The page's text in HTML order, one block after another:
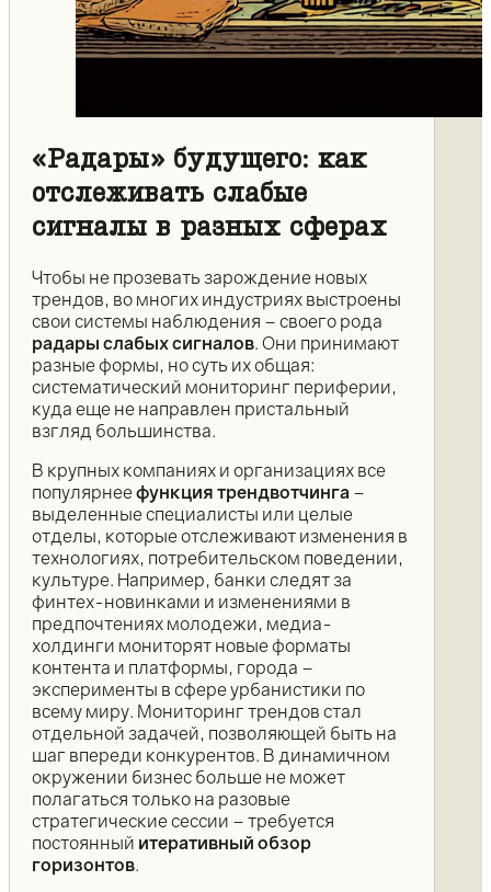
«Радары» будущего: как
отслеживать слабые
сигналы в разных сферах
Чтобы не прозевать зарождение новых
трендов, во многих индустриях выстроены
свои системы наблюдения – своего рода
радары слабых сигналов. Они принимают
разные формы, но суть их общая:
систематический мониторинг периферии,
куда еще не направлен пристальный
взгляд большинства.
В крупных компаниях и организациях все
популярнеефункция трендвотчинга –
выделенные специалисты или целые
отделы, которые отслеживают изменения в
технологиях, потребительском поведении,
культуре. Например, банки следят за
финтех-новинками и изменениями в
предпочтениях молодежи, медиа-
холдинги мониторят новые форматы
контента и платформы, города –
эксперименты в сфере урбанистики по
всему миру. Мониторинг трендов стал
отдельной задачей, позволяющей быть на
шаг впереди конкурентов. В динамичном
окружении бизнес больше не может
полагаться только на разовые
стратегические сессии – требуется
постоянный итеративный обзор
горизонтов.